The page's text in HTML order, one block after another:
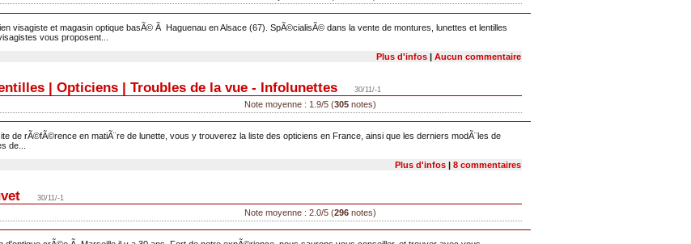
visagiste et magasin optique basÃ© Ã Haguenau en Alsace (67). SpÃ©cialisÃ© dans la vente de montures, lunettes et lentilles
vous proposent...
Plus d'infos |Aucun commentaire
| Opticiens | Troubles de la vue - Infolunettes 30/11/-1
Note moyenne : 1.9/5 (305 notes)
de rÃ©fÃ©rence en matiÃ¨re de lunette, vous y trouverez la liste des opticiens en France, ainsi que les derniers modÃ¨les de
de...
Plus d'infos |8 commentaires
30/11/-1
Note moyenne : 2.0/5 (296 notes)